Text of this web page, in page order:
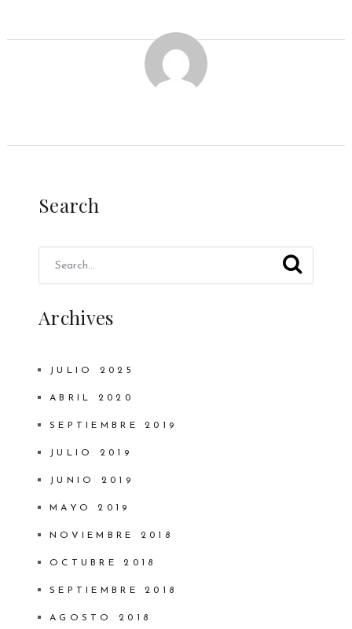
Search
Archives
JULIO 2025
ABRIL 2020
SEPTIEMBRE 2019
JULIO 2019
JUNIO 2019
MAYO 2019
NOVIEMBRE 2018
OCTUBRE 2018
SEPTIEMBRE 2018
AGOSTO 2018